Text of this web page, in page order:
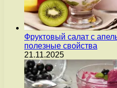
Фруктовый салат с
полезные свойства
21.11.2025